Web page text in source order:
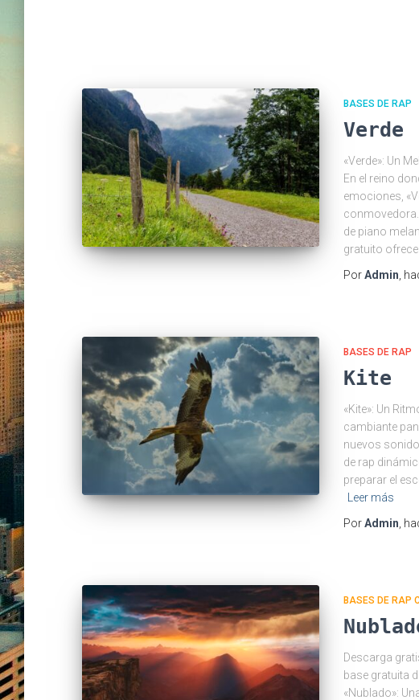
BASES DE RAP
Verde
«Verde»: Un
En el reino
emociones,
de piano
gratuito ofrece
PorAdmin ,
BASES DE RAP
Kite
«Kite»: Un
cambiante
nuevos
de rap
preparar el
Leer más
PorAdmin ,
BASES DE RAP
Descarga
base gratuita
«Nublado»: